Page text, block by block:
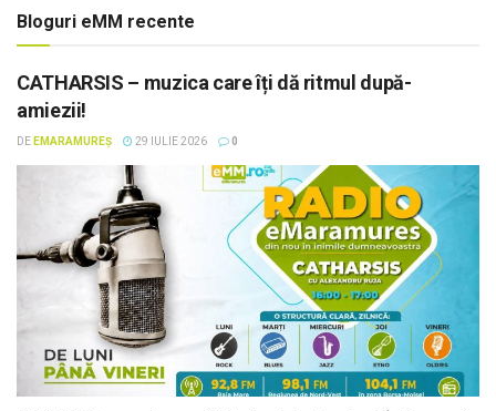
Bloguri eMM recente
CATHARSIS – muzica care îți dă ritmul după-
amiezii!
DE EMARAMUREȘ 29 IULIE 2026 0